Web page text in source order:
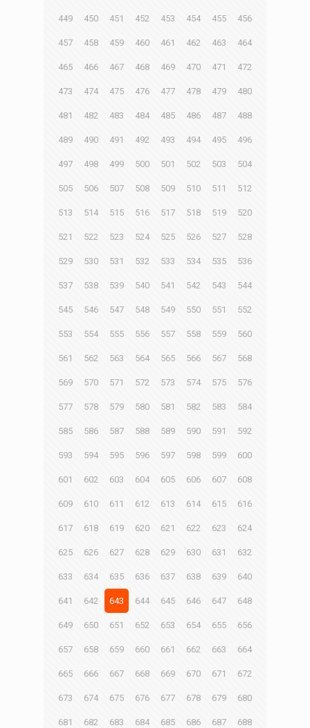
449 450 451 452 453 454 455 456
457 458 459 460 461 462 463 464
465 466 467 468 469 470 471 472
473 474 475 476 477 478 479 480
481 482 483 484 485 486 487 488
489 490 491 492 493 494 495 496
497 498 499 500 501 502 503 504
505 506 507 508 509 510 511 512
513 514 515 516 517 518 519 520
521 522 523 524 525 526 527 528
529 530 531 532 533 534 535 536
537 538 539 540 541 542 543 544
545 546 547 548 549 550 551 552
553 554 555 556 557 558 559 560
561 562 563 564 565 566 567 568
569 570 571 572 573 574 575 576
577 578 579 580 581 582 583 584
585 586 587 588 589 590 591 592
593 594 595 596 597 598 599 600
601 602 603 604 605 606 607 608
609 610 611 612 613 614 615 616
617 618 619 620 621 622 623 624
625 626 627 628 629 630 631 632
633 634 635 636 637 638 639 640
641 642 643 644 645 646 647 648
649 650 651 652 653 654 655 656
657 658 659 660 661 662 663 664
665 666 667 668 669 670 671 672
673 674 675 676 677 678 679 680
681 682 683 684 685 686 687 688